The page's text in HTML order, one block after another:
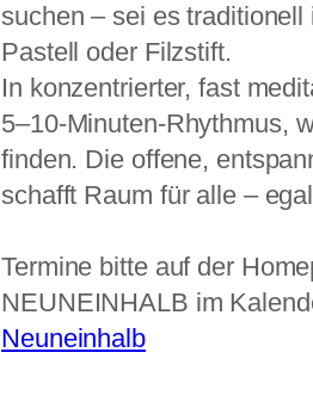
suchen – sei es
Pastell oder Filzstift.
In konzentrierter, fast
5–10-Minuten-Rhythmus,
finden. Die offene,
schafft Raum für alle –
Termine bitte auf der
NEUNEINHALB im
Neuneinhalb